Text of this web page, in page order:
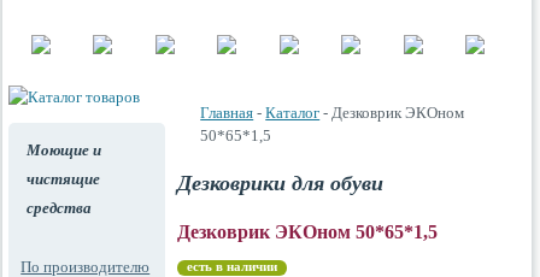
Моющие и
чистящие
средства
По производителю
Главная -Каталог - Дезковрик ЭКОном
50*65*1,5
Дезковрики для обуви
Дезковрик ЭКОном 50*65*1,5
есть в наличии